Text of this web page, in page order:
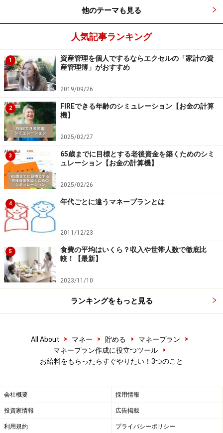
使えるお金はこんなに少ないの？ と思う額になるかもし
れません。お金の使い方も工夫しなくてはいけません
ね。一人暮らしの生活費の中で、自分の工夫次第で支出
をコントロールできるのは「食費」です。お昼を手作り
のお弁当にする、外食の回数を控え目にする、飲み物は
買わずに家でお茶やコーヒーをいれるなどを心がける
と、1カ月の食費は2万円くらい差が出ます。また、会社
に着ていくスーツや靴は、手入れ次第で印象が変わりま
す。スーツのしわをとる、靴を磨くなど、ものを大事に
使うことも習慣にしたいものです。
また最近はスマホなどの通信費がかさんでいる人も多い
ようです。料金プランの見直しはもちろん、使い方その
ものを見直してみましょう。お金だけでなく、時間の浪
費をしているケースもあるのではないでしょうか。
大きな買い物や旅行の費用は、どうやって
貯める？
大きな買い物や旅行をしたい時は、どうしたらいいので
しょうか。ステップ2で取り分けた貯蓄用のお金を使っ
きません。それはあくまでも将来に向けて貯めていくお
金です。近いうちに使うためのお金は別に貯めましょ
【関連記事をチェック！】
給料の何％を貯蓄にまわせばいい？平均貯蓄率は20％？
他のテーマも見る
人気記事ランキング
1
資産管理を個人でするならエクセルの「家計の資
産管理簿」がおすすめ
2019/09/26
2
FIREできる年齢のシミュレーション【お金の計算
機】
2025/02/27
3
65歳までに目標とする老後資金を築くためのシミ
ュレーション【お金の計算機】
2025/02/26
4 年代ごとに違うマネープランとは
2011/12/23
5
食費の平均はいくら？収入や世帯人数で徹底比
較！【最新】
2023/11/10
ランキングをもっと見る
All About > マネー > 貯める > マネープラン
>
マネープラン作成に役立つツール
>
お給料をもらったらすぐやりたい！3つのこと
会社概要 採用情報
投資家情報 広告掲載
利用規約 プライバシーポリシー